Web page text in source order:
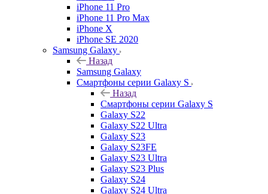
iPhone 11 Pro
iPhone 11 Pro Max
iPhone X
iPhone SE 2020
Samsung Galaxy
Назад
Samsung Galaxy
Смартфоны серии Galaxy S
Назад
Смартфоны серии Galaxy S
Galaxy S22
Galaxy S22 Ultra
Galaxy S23
Galaxy S23FE
Galaxy S23 Ultra
Galaxy S23 Plus
Galaxy S24
Galaxy S24 Ultra